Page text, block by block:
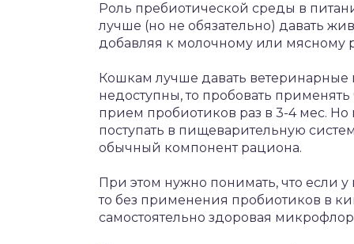
Роль пребиотической среды в
лучше (но не обязательно) давать
добавляя к молочному или мясному
Кошкам лучше давать
недоступны, то пробовать
прием пробиотиков раз в 3-4 мес.
поступать в пищеварительную
обычный компонент рациона.
При этом нужно понимать, что если
то без применения пробиотиков в
самостоятельно здоровая